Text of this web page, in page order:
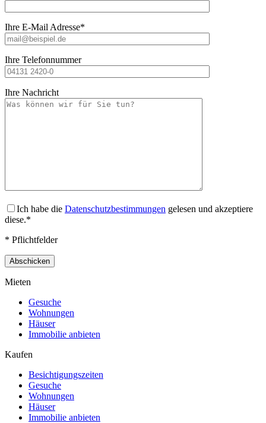
Ihre E-Mail Adresse*
Ihre Telefonnummer
Ihre Nachricht
Ich habe die Datenschutzbestimmungen gelesen und akzeptiere
diese.*
* Pflichtfelder
Mieten
Gesuche
Wohnungen
Häuser
Immobilie anbieten
Kaufen
Besichtigungszeiten
Gesuche
Wohnungen
Häuser
Immobilie anbieten